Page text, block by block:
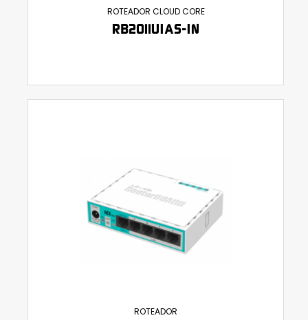
ROTEADOR CLOUD CORE
RB2011UIAS-IN
ROTEADOR